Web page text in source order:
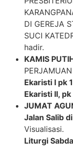
DI GEREJA
SUCI
hadir.
KAMIS
Ekaristi I pk
Ekaristi II,
JUMAT
Jalan Salib
Visualisasi.
Liturgi